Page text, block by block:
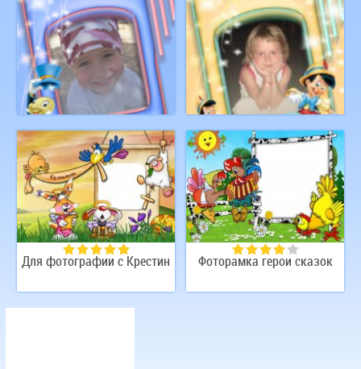
Рамка с героями
мульфильмов
Рамочка с Пинокио
Для фотографии с Крестин Фоторамка герои сказок